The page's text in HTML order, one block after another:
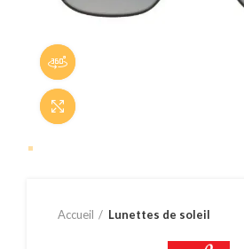
Accueil Lunettes de soleil